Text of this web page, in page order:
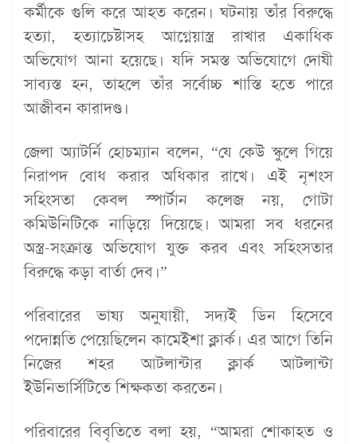
কর্মীকে গুলি করে আহত করেন। ঘটনায় তাঁর বিরুদ্ধে
হত্যা, হত্যাচেষ্টাসহ আগ্নেয়াস্ত্র রাখার একাধিক
অভিযোগ আনা হয়েছে। যদি সমস্ত অভিযোগে দোষী
সাব্যস্ত হন, তাহলে তাঁর সর্বোচ্চ শাস্তি হতে পারে
আজীবন কারাদণ্ড।
জেলা অ্যাটর্নি হোচম্যান বলেন, “যে কেউ স্কুলে গিয়ে
নিরাপদ বোধ করার অধিকার রাখে। এই নৃশংস
সহিংসতা কেবল স্পার্টান কলেজ নয়, গোটা
কমিউনিটিকে নাড়িয়ে দিয়েছে। আমরা সব ধরনের
অস্ত্র-সংক্রান্ত অভিযোগ যুক্ত করব এবং সহিংসতার
বিরুদ্ধে কড়া বার্তা দেব।”
পরিবারের ভাষ্য অনুযায়ী, সদ্যই ডিন হিসেবে
পদোন্নতি পেয়েছিলেন কামেইশা ক্লার্ক। এর আগে তিনি
নিজের শহর আটলান্টার ক্লার্ক আটলান্টা
ইউনিভার্সিটিতে শিক্ষকতা করতেন।
পরিবারের বিবৃতিতে বলা হয়, “আমরা শোকাহত ও